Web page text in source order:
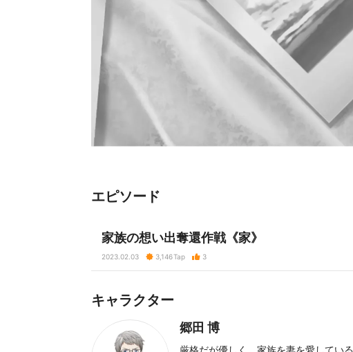
エピソード
家族の想い出奪還作戦《家》
2023.02.03 3,146Tap 3
キャラクター
郷田 博
厳格だが優しく、家族を妻を愛している